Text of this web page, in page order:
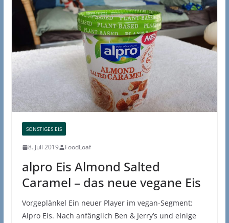
SONSTIGES EIS
8. Juli 2019 FoodLoaf
alpro Eis Almond Salted
Caramel – das neue vegane Eis
Vorgeplänkel Ein neuer Player im vegan-Segment:
Alpro Eis. Nach anfänglich Ben & Jerry’s und einige